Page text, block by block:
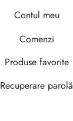
Contul meu
Comenzi
Produse favorite
Recuperare parolă